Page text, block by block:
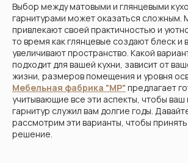
Выбор между матовыми и глянцевыми
гарнитурами может оказаться сложным.
привлекают своей практичностью и
то время как глянцевые создают блеск и
увеличивают пространство. Какой
подходит для вашей кухни, зависит от
жизни, размеров помещения и уровня
Мебельная фабрика "МР" предлагает
учитывающие все эти аспекты, чтобы ваш
гарнитур служил вам долгие годы.
рассмотрим эти варианты, чтобы
решение.